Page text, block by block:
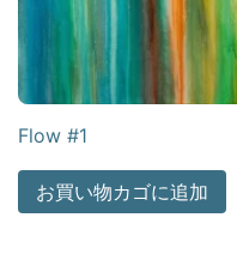
Flow #1
お買い物カゴに追加